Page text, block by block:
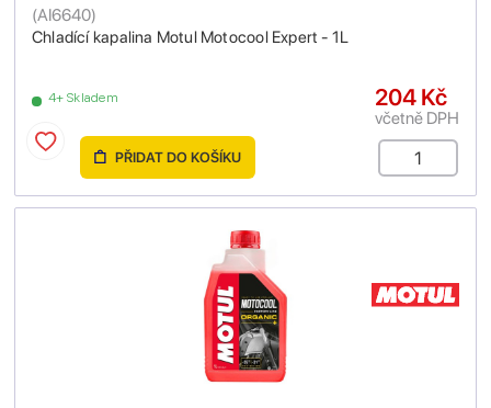
Chladící kapalina Motul Motocool Expert - 1L
(AI6640)
4+ Skladem 204 Kč
včetně DPH
PŘIDAT DO KOŠÍKU